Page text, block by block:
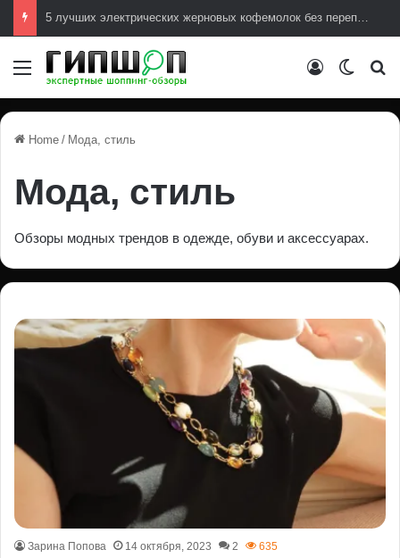
5 лучших электрических жерновых кофемолок без переплат
Меню
Home / Мода, стиль
Мода, стиль
Обзоры модных трендов в одежде, обуви и аксессуарах.
Зарина Попова 14 октября, 2023 2 635